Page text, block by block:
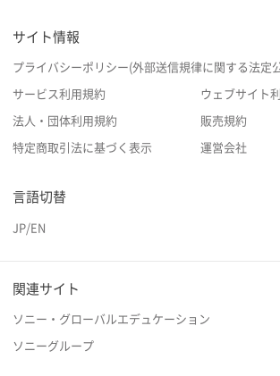
サイト情報
プライバシーポリシー(外部送信規律に関する法定
サービス利用規約 ウェブサイト
法人・団体利用規約 販売規約
特定商取引法に基づく表示 運営会社
言語切替
JP/EN
関連サイト
ソニー・グローバルエデュケーション
ソニーグループ